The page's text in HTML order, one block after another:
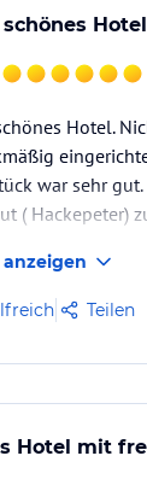
schönes
Hotel.
war sehr
( Hackepeter)
anzeigen
Teilen
Hotel mit